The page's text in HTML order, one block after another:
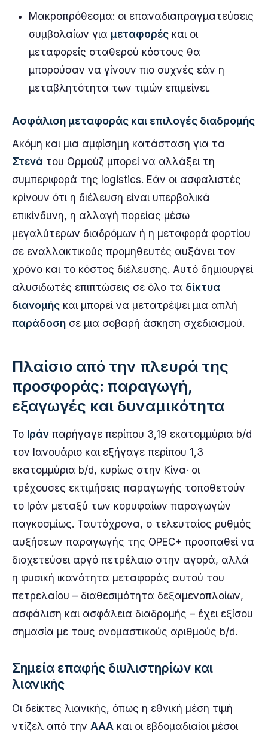
Μακροπρόθεσμα: οι επαναδιαπραγματεύσεις
συμβολαίων για μεταφορές και οι
μεταφορείς σταθερού κόστους θα
μπορούσαν να γίνουν πιο συχνές εάν η
μεταβλητότητα των τιμών επιμείνει.
Ασφάλιση μεταφοράς και επιλογές διαδρομής
Ακόμη και μια αμφίσημη κατάσταση για τα
Στενά του Ορμούζ μπορεί να αλλάξει τη
συμπεριφορά της logistics. Εάν οι ασφαλιστές
κρίνουν ότι η διέλευση είναι υπερβολικά
επικίνδυνη, η αλλαγή πορείας μέσω
μεγαλύτερων διαδρόμων ή η μεταφορά φορτίου
σε εναλλακτικούς προμηθευτές αυξάνει τον
χρόνο και το κόστος διέλευσης. Αυτό δημιουργεί
αλυσιδωτές επιπτώσεις σε όλο τα δίκτυα
διανομής και μπορεί να μετατρέψει μια απλή
παράδοση σε μια σοβαρή άσκηση σχεδιασμού.
Πλαίσιο από την πλευρά της
προσφοράς: παραγωγή,
εξαγωγές και δυναμικότητα
Το Ιράν παρήγαγε περίπου 3,19 εκατομμύρια b/d
τον Ιανουάριο και εξήγαγε περίπου 1,3
εκατομμύρια b/d, κυρίως στην Κίνα· οι
τρέχουσες εκτιμήσεις παραγωγής τοποθετούν
το Ιράν μεταξύ των κορυφαίων παραγωγών
παγκοσμίως. Ταυτόχρονα, ο τελευταίος ρυθμός
αυξήσεων παραγωγής της OPEC+ προσπαθεί να
διοχετεύσει αργό πετρέλαιο στην αγορά, αλλά
η φυσική ικανότητα μεταφοράς αυτού του
πετρελαίου – διαθεσιμότητα δεξαμενοπλοίων,
ασφάλιση και ασφάλεια διαδρομής – έχει εξίσου
σημασία με τους ονομαστικούς αριθμούς b/d.
Σημεία επαφής διυλιστηρίων και
λιανικής
Οι δείκτες λιανικής, όπως η εθνική μέση τιμή
ντίζελ από την AAA και οι εβδομαδιαίοι μέσοι